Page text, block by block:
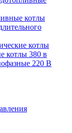
котлы
котлы
котлы 380 в
220 В